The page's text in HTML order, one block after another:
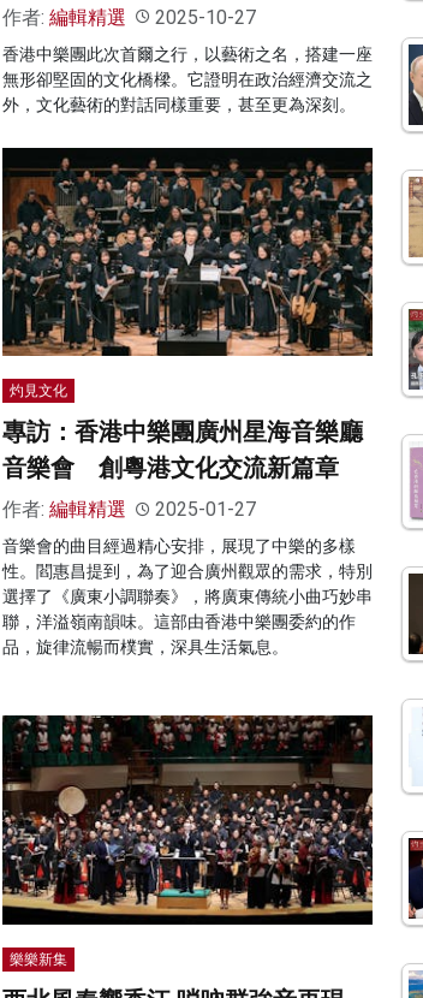
作者: 編輯精選 2025-10-27
香港中樂團此次首爾之行，以藝術之名，搭建一座
無形卻堅固的文化橋樑。它證明在政治經濟交流之
外，文化藝術的對話同樣重要，甚至更為深刻。
灼見文化
專訪：香港中樂團廣州星海音樂廳
音樂會 創粵港文化交流新篇章
作者: 編輯精選 2025-01-27
音樂會的曲目經過精心安排，展現了中樂的多樣
性。閻惠昌提到，為了迎合廣州觀眾的需求，特別
選擇了《廣東小調聯奏》，將廣東傳統小曲巧妙串
聯，洋溢嶺南韻味。這部由香港中樂團委約的作
品，旋律流暢而樸實，深具生活氣息。
樂樂新集